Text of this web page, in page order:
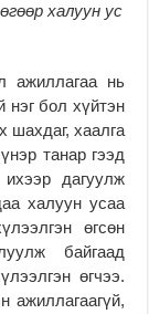
халуун ус
ажиллагаа нь
нэг бол хүйтэн
шахдаг, хаалга
танар гээд
дагуулж
халуун усаа
өгсөн
байгаад
өгчээ.
ажиллагаагүй,